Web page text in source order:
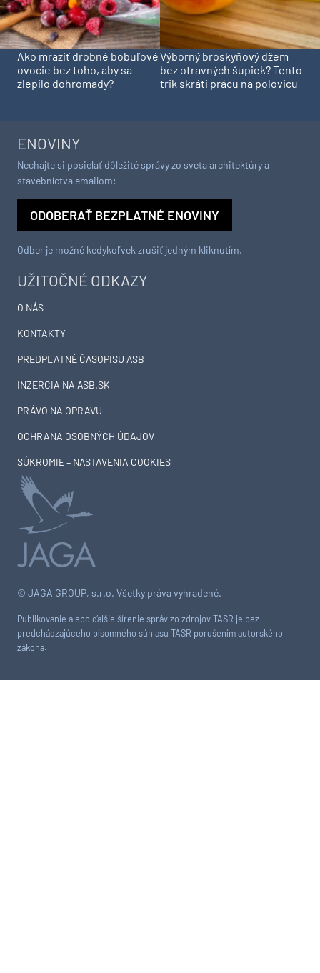
Ako mraziť drobné bobuľové
ovocie bez toho, aby sa
zlepilo dohromady?
Výborný broskyňový džem
bez otravných šupiek? Tento
trik skráti prácu na polovicu
© JAGA GROUP, s.r.o. Všetky práva vyhradené.
Publikovanie alebo ďalšie šírenie správ zo zdrojov TASR je bez
predchádzajúceho písomného súhlasu TASR porušením autorského
zákona.
UŽITOČNÉ ODKAZY
O NÁS
KONTAKTY
PREDPLATNÉ ČASOPISU ASB
INZERCIA NA ASB.SK
PRÁVO NA OPRAVU
OCHRANA OSOBNÝCH ÚDAJOV
SÚKROMIE – NASTAVENIA COOKIES
ENOVINY
Nechajte si posielať dôležité správy zo sveta architektúry a
stavebníctva emailom:
ODOBERAŤ BEZPLATNÉ ENOVINY
Odber je možné kedykoľvek zrušiť jedným kliknutím.